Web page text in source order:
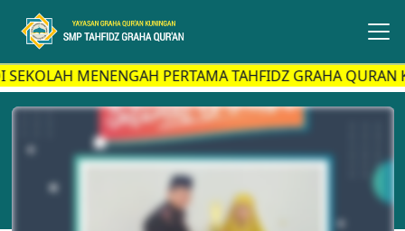
MENENGAH PERTAMA TAHFIDZ GRAHA QURAN